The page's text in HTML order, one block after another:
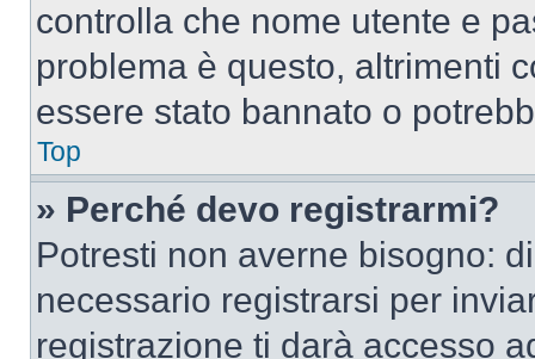
controlla che nome utente e
problema è questo, altrimenti
essere stato bannato o
Top
» Perché devo registrarmi?
Potresti non averne bisogno:
necessario registrarsi per
registrazione ti darà accesso